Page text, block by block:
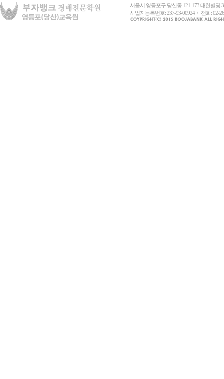
서울시 영등포구 당산동 121-173 대한빌
사업자등록번호: 237-93-00924 / 전화: 02-